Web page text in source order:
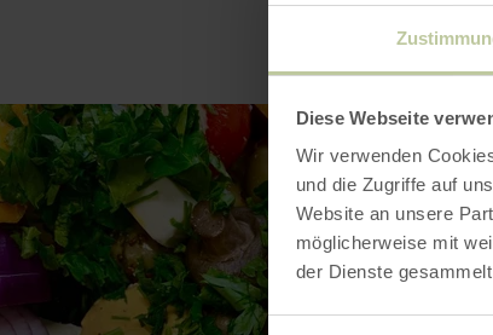
Diese Webseite
Wir verwenden
und die Zugriffe auf
Website an unsere
möglicherweise mit
der Dienste